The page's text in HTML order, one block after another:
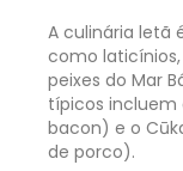
A culinária letã
como
peixes do Mar
típicos incluem
bacon) e o
de porco).